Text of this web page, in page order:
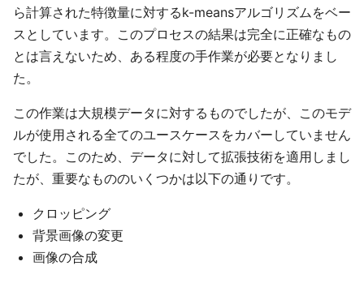
ら計算された特徴量に対するk-meansアルゴリズムをベー
スとしています。このプロセスの結果は完全に正確なもの
とは言えないため、ある程度の手作業が必要となりまし
た。
この作業は大規模データに対するものでしたが、このモデ
ルが使用される全てのユースケースをカバーしていません
でした。このため、データに対して拡張技術を適用しまし
たが、重要なもののいくつかは以下の通りです。
クロッピング
背景画像の変更
画像の合成